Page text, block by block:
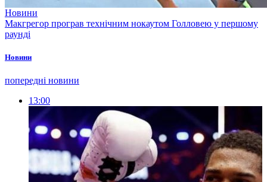
Новини
Макгрегор програв технічним нокаутом Голловею у першому
раунді
Новини
попередні новини
13:00